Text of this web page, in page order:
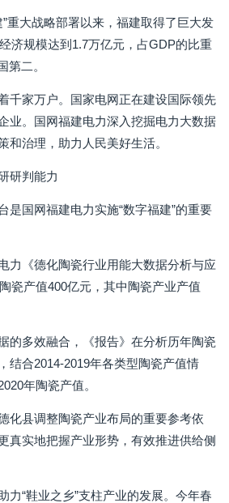
”重大战略部署以来，福建取得了巨大发
济规模达到1.7万亿元，占GDP的比重
第二。
千家万户。国家电网正在建设国际领先
业。国网福建电力深入挖掘电力大数据
和治理，助力人民美好生活。
研判能力
是国网福建电力实施“数字福建”的重要
力《德化陶瓷行业用能大数据分析与应
瓷产值400亿元，其中陶瓷产业产值
的多效融合，《报告》在分析历年陶瓷
结合2014-2019年各类型陶瓷产值情
年陶瓷产值。
化县调整陶瓷产业布局的重要参考依
真实地把握产业形势，有效推进供给侧
力“鞋业之乡”支柱产业的发展。今年春